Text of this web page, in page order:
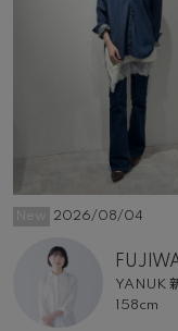
2026/08/04
YANUK
158cm